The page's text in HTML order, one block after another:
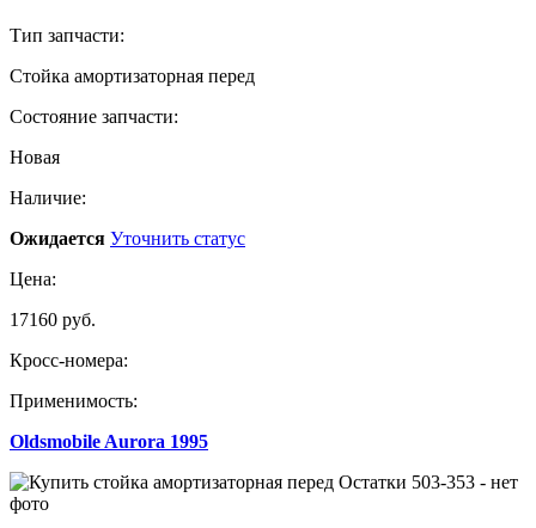
Тип запчасти:
Стойка амортизаторная перед
Состояние запчасти:
Новая
Наличие:
Ожидается Уточнить статус
Цена:
17160 руб.
Кросс-номера:
Применимость:
Oldsmobile Aurora 1995